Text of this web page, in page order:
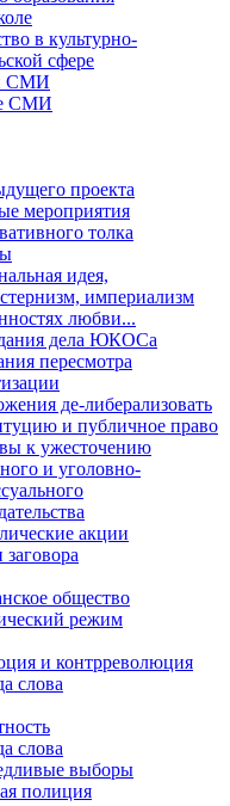
в культурно-
сфере
СМИ
СМИ
проекта
мероприятия
толка
идея,
империализм
любви...
дела ЮКОСа
пересмотра
де-либерализовать
и публичное право
к ужесточению
и уголовно-
акции
общество
режим
и контрреволюция
слова
слова
выборы
полиция